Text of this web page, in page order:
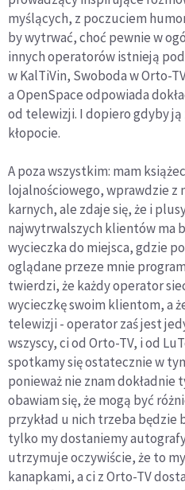
myślących, z poczuciem
by wytrwać, choć pewnie w
innych operatorów istnieją
w KalTiVin, Swoboda w Orto-
a OpenSpace odpowiada
od telewizji. I dopiero gdyby
kłopocie.
A poza wszystkim: mam
lojalnościowego, wprawdzie
karnych, ale zdaje się, że i
najwytrwalszych klientów ma
wycieczka do miejsca, gdzie
oglądane przeze mnie
twierdzi, że każdy operator
wycieczkę swoim klientom, a
telewizji - operator zaś jest
wszyscy, ci od Orto-TV, i od
spotkamy się ostatecznie w
ponieważ nie znam
obawiam się, że mogą być
przykład u nich trzeba będzie
tylko my dostaniemy
utrzymuje oczywiście, że to
kanapkami, a ci z Orto-TV